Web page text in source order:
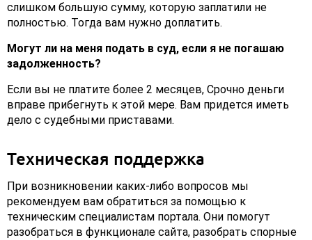
слишком большую сумму, которую заплатили не
полностью. Тогда вам нужно доплатить.
Могут ли на меня подать в суд, если я не погашаю
задолженность?
Если вы не платите более 2 месяцев, Срочно деньги
вправе прибегнуть к этой мере. Вам придется иметь
дело с судебными приставами.
Техническая поддержка
При возникновении каких-либо вопросов мы
рекомендуем вам обратиться за помощью к
техническим специалистам портала. Они помогут
разобраться в функционале сайта, разобрать спорные